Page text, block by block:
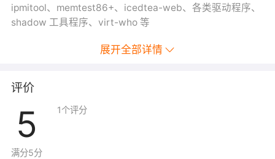
ipmitool、memtest86+、icedtea-web、各类驱动程序、
shadow 工具程序、virt-who 等
support@tjxm.com
服务范围说明：新装镜像有异常问题请及时给我们反馈，
镜像使用和系统运维由用户自助完成或购买云上的专业服
务代劳
展开全部详情
评价
5
满分5分
1个评分